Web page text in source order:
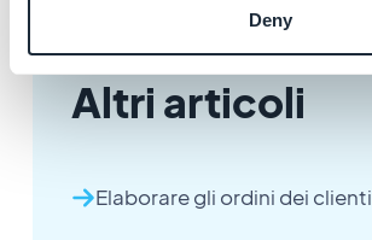
Deny
Altri articoli
Elaborare gli ordini dei clienti